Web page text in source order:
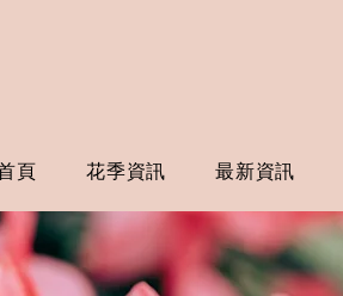
頁 花季資訊 最新資訊